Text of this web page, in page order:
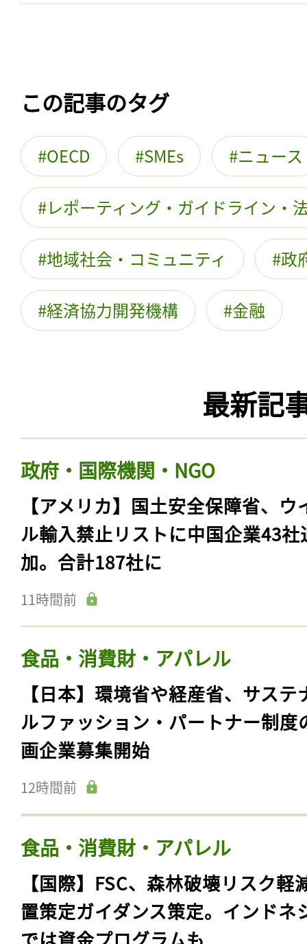
この記事のタグ
OECD SMEs ニュース
レポーティング・ガイドライン・
地域社会・コミュニティ 政
経済協力開発機構 金融
最新記
政府・国際機関・NGO
【アメリカ】国土安全保障省、ウ
ル輸入禁止リストに中国企業43社
加。合計187社に
11時間前
食品・消費財・アパレル
【日本】環境省や経産省、サステ
ルファッション・パートナー制度
画企業募集開始
12時間前
食品・消費財・アパレル
【国際】FSC、森林破壊リスク軽
置策定ガイダンス策定。インドネ
では資金プログラムも